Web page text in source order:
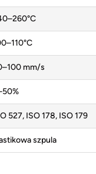
mm/s
527, ISO 178, ISO 179
szpula